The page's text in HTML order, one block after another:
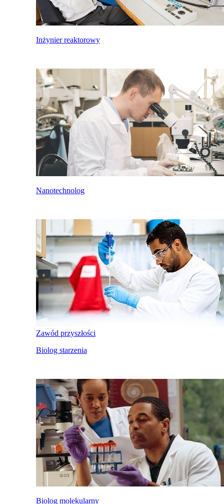
Inżynier reaktorowy
Nanotechnolog
Zawód przyszłości
Biolog starzenia
Biolog molekularny